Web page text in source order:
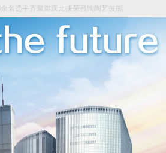
余名选手齐聚重庆比拼荣昌陶陶艺技能